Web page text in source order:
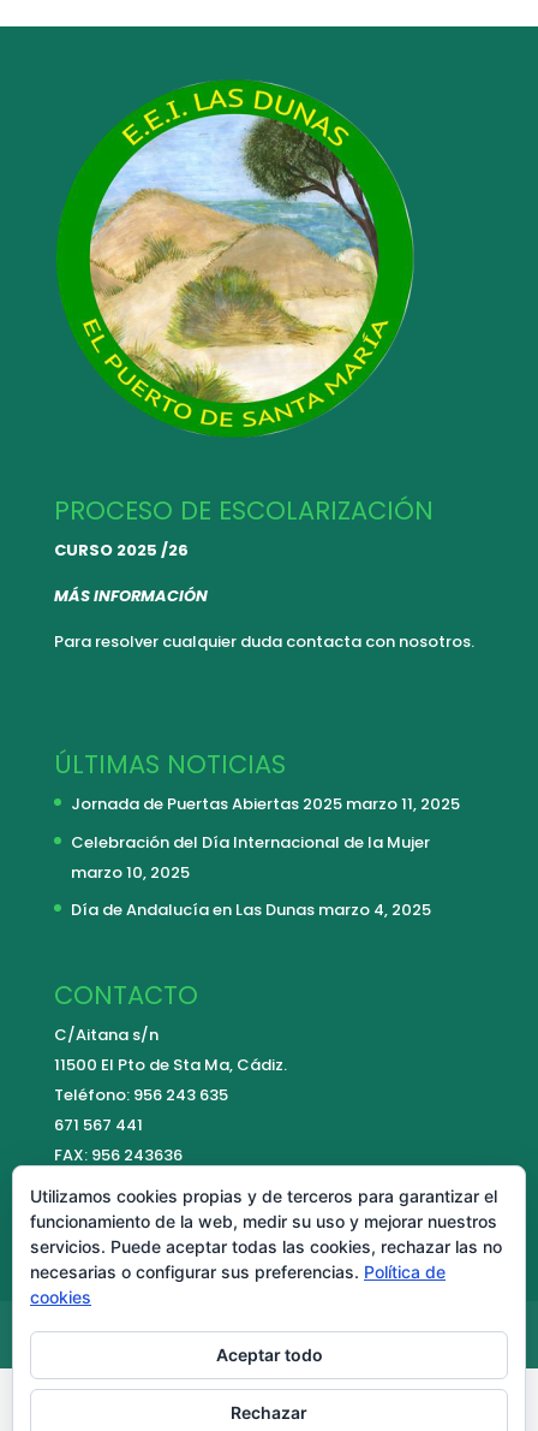
PROCESO DE ESCOLARIZACIÓN
CURSO 2025 /26
MÁS INFORMACIÓN
Para resolver cualquier dudacontacta con nosotros.
ÚLTIMAS NOTICIAS
Jornada de Puertas Abiertas 2025 marzo 11, 2025
Celebración del Día Internacional de la Mujer
marzo 10, 2025
Día de Andalucía en Las Dunas marzo 4, 2025
CONTACTO
C/Aitana s/n
11500 El Pto de Sta Ma, Cádiz.
Teléfono: 956 243 635
671 567 441
FAX: 956 243636
E-mail:
contacto@colegiolasdunas.es
Aviso Legal Política de cookies
Utilizamos cookies propias y de terceros para garantizar el
funcionamiento de la web, medir su uso y mejorar nuestros
servicios. Puede aceptar todas las cookies, rechazar las no
necesarias o configurar sus preferencias. Política de
cookies
Aceptar todo
Rechazar